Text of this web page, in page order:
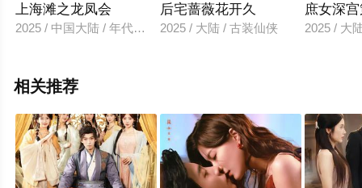
上海滩之龙凤会
2025 / 中国大陆 / 年代穿越
后宅蔷薇花开久
2025 / 大陆 / 古装仙侠
庶女深
2025 / 大
相关推荐